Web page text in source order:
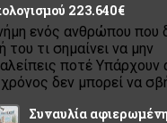
223.640€
ενός ανθρώπου που
του τι σημαίνει να μην
ποτέ Υπάρχουν
δεν μπορεί να
Συναυλία